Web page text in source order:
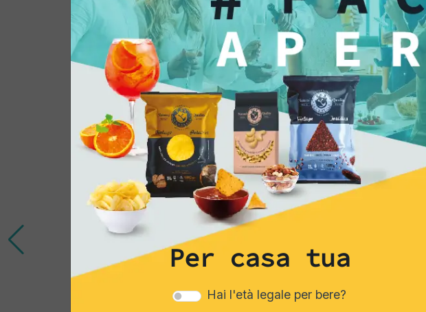
Potrebbe interessarti
Per casa tua
Hai l'età legale per bere?